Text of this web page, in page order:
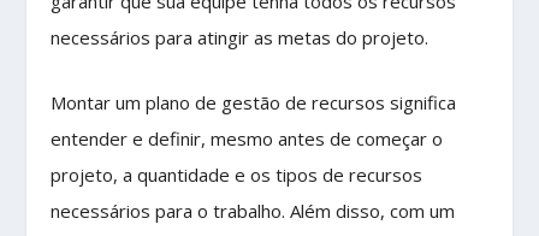
necessários para atingir as metas do projeto.
Montar um plano de gestão de recursos significa
entender e definir, mesmo antes de começar o
projeto, a quantidade e os tipos de recursos
necessários para o trabalho. Além disso, com um